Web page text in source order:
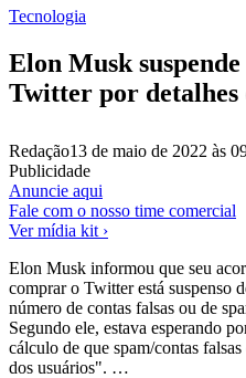
Tecnologia
Elon Musk
Twitter por detalhes
Redação13 de maio de 2022 às
Publicidade
Anuncie aqui
Fale com o nosso time comercial
Ver mídia kit ›
Elon Musk informou que seu
comprar o Twitter está suspenso
número de contas falsas ou de
Segundo ele, estava esperando
cálculo de que spam/contas
dos usuários". …